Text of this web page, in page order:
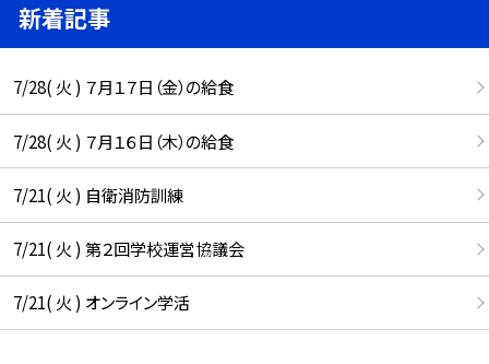
新着記事
7/28( 火 ) ７月１７日（金）の給食
7/28( 火 ) ７月１６日（木）の給食
7/21( 火 ) 自衛消防訓練
7/21( 火 ) 第２回学校運営協議会
7/21( 火 ) オンライン学活